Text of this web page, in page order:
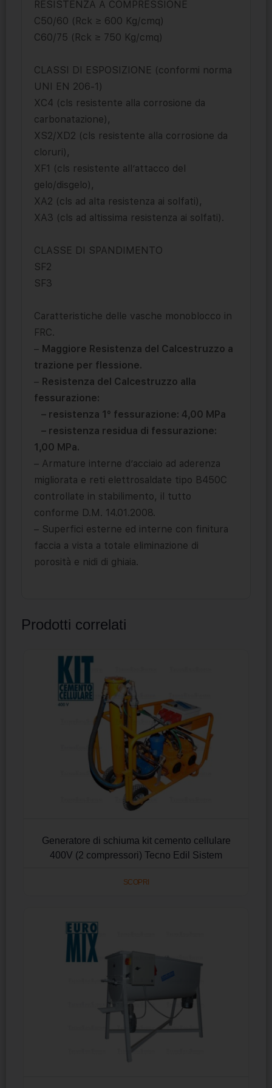
RESISTENZA A COMPRESSIONE
C50/60 (Rck ≥ 600 Kg/cmq)
C60/75 (Rck ≥ 750 Kg/cmq)
CLASSI DI ESPOSIZIONE (conformi norma
UNI EN 206-1)
XC4 (cls resistente alla corrosione da
carbonatazione),
XS2/XD2 (cls resistente alla corrosione da
cloruri),
XF1 (cls resistente all’attacco del
gelo/disgelo),
XA2 (cls ad alta resistenza ai solfati),
XA3 (cls ad altissima resistenza ai solfati).
CLASSE DI SPANDIMENTO
SF2
SF3
Caratteristiche delle vasche monoblocco in
FRC.
– Maggiore Resistenza del Calcestruzzo a
trazione per flessione.
– Resistenza del Calcestruzzo alla
fessurazione:
– resistenza 1° fessurazione: 4,00 MPa
– resistenza residua di fessurazione:
1,00 MPa.
– Armature interne d’acciaio ad aderenza
migliorata e reti elettrosaldate tipo B450C
controllate in stabilimento, il tutto
conforme D.M. 14.01.2008.
– Superfici esterne ed interne con finitura
faccia a vista a totale eliminazione di
porosità e nidi di ghiaia.
Prodotti correlati
Generatore di schiuma kit cemento cellulare
400V (2 compressori) Tecno Edil Sistem
SCOPRI